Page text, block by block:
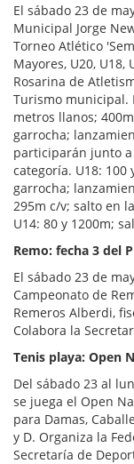
El sábado 23 de
Municipal Jorge
Torneo Atlético
Mayores, U20, U18,
Rosarina de
Turismo municipal.
metros llanos;
garrocha;
participarán junto
categoría. U18: 100
garrocha;
295m c/v; salto en
U14: 80 y 1200m;
Remo: fecha 3 del
El sábado 23 de
Campeonato de
Remeros Alberdi,
Colabora la
Tenis playa: Open
Del sábado 23 al
se juega el Open
para Damas,
y D. Organiza la
Secretaría de